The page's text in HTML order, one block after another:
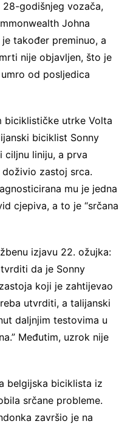
godišnjeg vozača,
Johna
je također preminuo, a
nije objavljen, što je
od posljedica
biciklističke utrke Volta
biciklist Sonny
ciljnu liniju, a prva
zastoj srca.
mu je jedna
cjepiva, a to je “srčana
izjavu 22. ožujka:
da je Sonny
koji je zahtijevao
utvrditi, a talijanski
daljnjim testovima u
Međutim, uzrok nije
belgijska biciklista iz
srčane probleme.
završio je na